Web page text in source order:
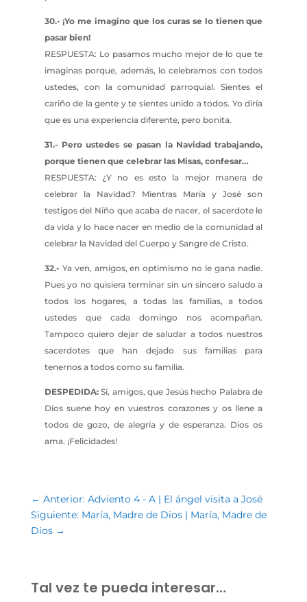
30.- ¡Yo me imagino que los curas se lo tienen que
pasar bien!
RESPUESTA: Lo pasamos mucho mejor de lo que te
imaginas porque, además, lo celebramos con todos
ustedes, con la comunidad parroquial. Sientes el
cariño de la gente y te sientes unido a todos. Yo diría
que es una experiencia diferente, pero bonita.
31.- Pero ustedes se pasan la Navidad trabajando,
porque tienen que celebrar las Misas, confesar…
RESPUESTA: ¿Y no es esto la mejor manera de
celebrar la Navidad? Mientras María y José son
testigos del Niño que acaba de nacer, el sacerdote le
da vida y lo hace nacer en medio de la comunidad al
celebrar la Navidad del Cuerpo y Sangre de Cristo.
32.- Ya ven, amigos, en optimismo no le gana nadie.
Pues yo no quisiera terminar sin un sincero saludo a
todos los hogares, a todas las familias, a todos
ustedes que cada domingo nos acompañan.
Tampoco quiero dejar de saludar a todos nuestros
sacerdotes que han dejado sus familias para
tenernos a todos como su familia.
DESPEDIDA:Sí, amigos, que Jesús hecho Palabra de
Dios suene hoy en vuestros corazones y os llene a
todos de gozo, de alegría y de esperanza. Dios os
ama. ¡Felicidades!
← Anterior: Adviento 4 - A | El ángel visita a José
Siguiente: María, Madre de Dios | María, Madre de
Dios→
Tal vez te pueda interesar…